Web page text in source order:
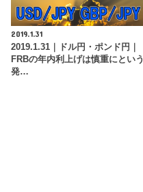
2019.1.31
2019.1.31｜ドル円・ポンド円｜
FRBの年内利上げは慎重にという
発…